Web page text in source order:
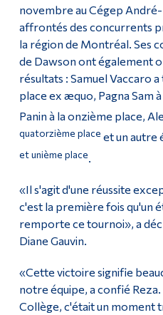
novembre au Cégep
affrontés des concurrents
la région de Montréal. Ses
de Dawson ont également
résultats : Samuel Vaccaro
place ex æquo, Pagna Sam
Panin à la onzième place,
quatorzième place et un autre
et unième place.
«Il s'agit d'une réussite
c'est la première fois qu'un
remporte ce tournoi», a
Diane Gauvin.
«Cette victoire signifie
notre équipe, a confié
Collège, c'était un moment